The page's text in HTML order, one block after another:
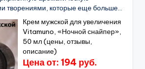
творениями, которые еще больше...
Крем мужской для увеличения
Vitamuno, «Ночной снайпер»,
50 мл (цены, отзывы,
описание)
Цена от: 194 руб.